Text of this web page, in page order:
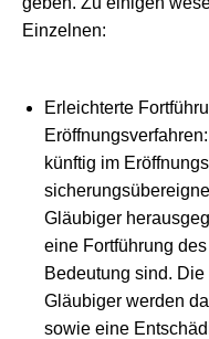
Einzelnen:
Erleichterte
künftig im
Gläubiger
eine Fortführung
Bedeutung sind.
Gläubiger werden
sowie eine